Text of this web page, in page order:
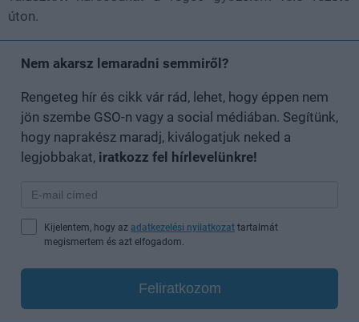
úton.
Nem akarsz lemaradni semmiről?
Rengeteg hír és cikk vár rád, lehet, hogy éppen nem
jön szembe GSO-n vagy a social médiában. Segítünk,
hogy naprakész maradj, kiválogatjuk neked a
legjobbakat, iratkozz fel hírlevelünkre!
Kijelentem, hogy az adatkezelési nyilatkozat tartalmát
megismertem és azt elfogadom.
Feliratkozom